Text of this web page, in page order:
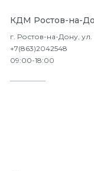
КДМ Ростов-на-
г. Ростов-на-Дону, ул.
+7(863)2042548
09:00-18:00